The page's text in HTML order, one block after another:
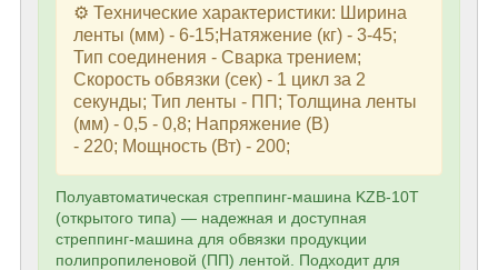
⚙️ Технические характеристики: Ширина
ленты (мм) - 6-15;Натяжение (кг) - 3-45;
Тип соединения - Сварка трением;
Скорость обвязки (сек) - 1 цикл за 2
секунды; Тип ленты - ПП; Толщина ленты
(мм) - 0,5 - 0,8; Напряжение (В)
- 220; Мощность (Вт) - 200;
Полуавтоматическая стреппинг-машина KZB-10T
(открытого типа) — надежная и доступная
стреппинг-машина для обвязки продукции
полипропиленовой (ПП) лентой. Подходит для